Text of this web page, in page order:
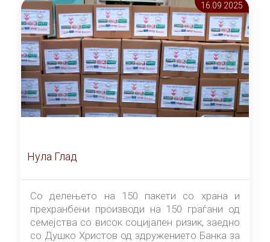
16.09 2025
Нула Глад
Со делењето на 150 пакети со храна и
прехранбени производи на 150 граѓани од
семејства со висок социјален ризик, заедно
со Душко Христов од здружението Банка за